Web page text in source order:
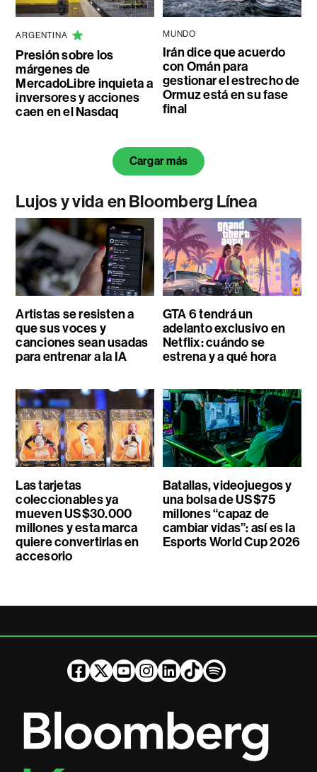
ARGENTINA
Presión sobre los
márgenes de
MercadoLibre inquieta a
inversores y acciones
caen en el Nasdaq
MUNDO
Irán dice que acuerdo
con Omán para
gestionar el estrecho de
Ormuz está en su fase
final
Cargar más
Lujos y vida en Bloomberg Línea
Artistas se resisten a
que sus voces y
canciones sean usadas
para entrenar a la IA
GTA 6 tendrá un
adelanto exclusivo en
Netflix: cuándo se
estrena y a qué hora
Las tarjetas
coleccionables ya
mueven US$30.000
millones y esta marca
quiere convertirlas en
accesorio
Batallas, videojuegos y
una bolsa de US$75
millones “capaz de
cambiar vidas”: así es la
Esports World Cup 2026